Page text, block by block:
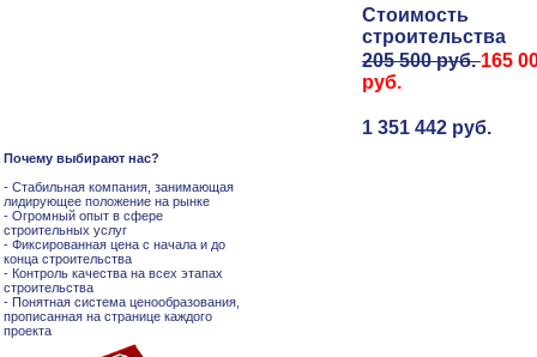
Почему выбирают нас?
- Стабильная компания, занимающая
лидирующее положение на рынке
- Огромный опыт в сфере
строительных услуг
- Фиксированная цена с начала и до
конца строительства
- Контроль качества на всех этапах
строительства
- Понятная система ценообразования,
прописанная на странице каждого
проекта
Стоимость
строительства
205 500 руб.165
руб.
1 351 442 руб.